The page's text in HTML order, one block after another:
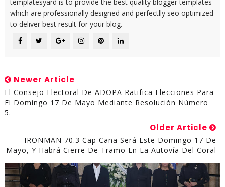
which are professionally designed and perfectlly seo optimized
to deliver best result for your blog.
Newer Article
El Consejo Electoral De ADOPA Ratifica Elecciones Para
El Domingo 17 De Mayo Mediante Resolución Número
5.
Older Article
IRONMAN 70.3 Cap Cana Será Este Domingo 17 De
Mayo, Y Habrá Cierre De Tramo En La Autovía Del Coral